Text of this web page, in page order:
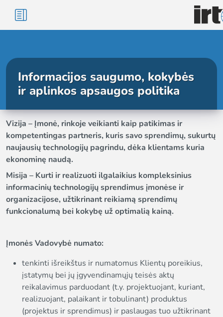
Informacijos saugumo, kokybės
ir aplinkos apsaugos politika
Vizija – Įmonė, rinkoje veikianti kaip patikimas ir
kompetentingas partneris, kuris savo sprendimų, sukurtų
naujausių technologijų pagrindu, dėka klientams kuria
ekonominę naudą.
Misija – Kurti ir realizuoti ilgalaikius kompleksinius
informacinių technologijų sprendimus įmonėse ir
organizacijose, užtikrinant reikiamą sprendimų
funkcionalumą bei kokybę už optimalią kainą.
Įmonės Vadovybė numato:
tenkinti išreikštus ir numatomus Klientų poreikius,
įstatymų bei jų įgyvendinamųjų teisės aktų
reikalavimus parduodant (t.y. projektuojant, kuriant,
realizuojant, palaikant ir tobulinant) produktus
(projektus ir sprendimus) ir paslaugas tuo užtikrinant